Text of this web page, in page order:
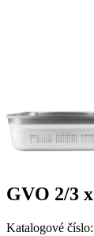
GVO 2/3
Katalogové